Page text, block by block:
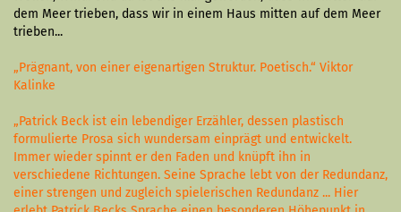
dem Meer trieben, dass wir in einem Haus mitten auf dem Meer
trieben...
„Prägnant, von einer eigenartigen Struktur. Poetisch.“ Viktor
Kalinke
„Patrick Beck ist ein lebendiger Erzähler, dessen plastisch
formulierte Prosa sich wundersam einprägt und entwickelt.
Immer wieder spinnt er den Faden und knüpft ihn in
verschiedene Richtungen. Seine Sprache lebt von der Redundanz,
einer strengen und zugleich spielerischen Redundanz ... Hier